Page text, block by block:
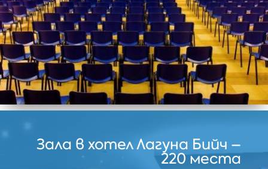
Зала в хотел Лагуна Бийч –
220 места